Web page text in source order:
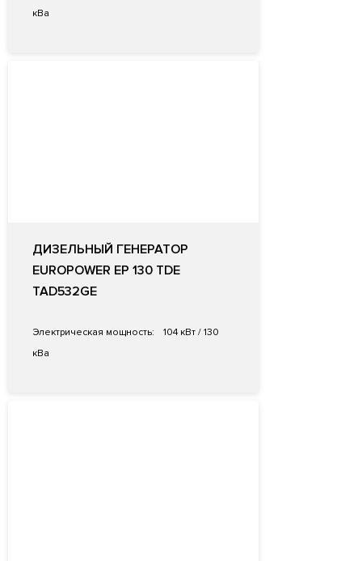
кВа
ДИЗЕЛЬНЫЙ ГЕНЕРАТОР
EUROPOWER EP 130 TDE
TAD532GE
Электрическая мощность:
104 кВт / 130
кВа